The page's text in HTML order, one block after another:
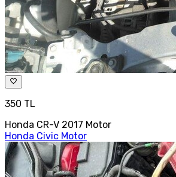
350 TL
Honda CR-V 2017 Motor
Honda Civic Motor